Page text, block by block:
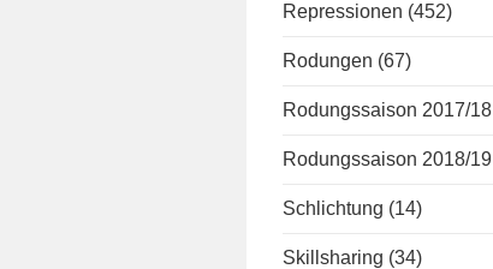
Repressionen (452)
Rodungen (67)
Rodungssaison 2017/18
Rodungssaison 2018/19
Schlichtung (14)
Skillsharing (34)